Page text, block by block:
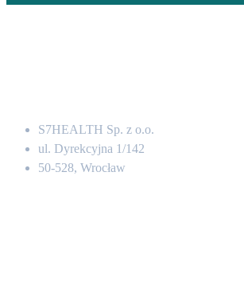
S7HEALTH Sp. z o.o.
ul. Dyrekcyjna 1/142
50-528, Wrocław